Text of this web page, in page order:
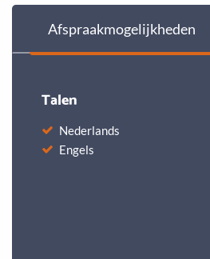
Afspraakmogelijkheden
Talen
Nederlands
Engels